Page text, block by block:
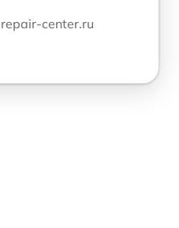
center.ru